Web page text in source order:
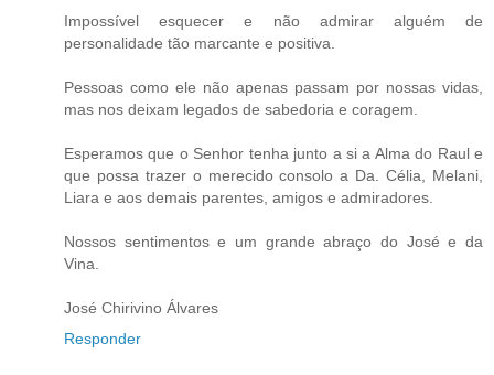
Impossível esquecer e não admirar alguém de
personalidade tão marcante e positiva.
Pessoas como ele não apenas passam por nossas vidas,
mas nos deixam legados de sabedoria e coragem.
Esperamos que o Senhor tenha junto a si a Alma do Raul e
que possa trazer o merecido consolo a Da. Célia, Melani,
Liara e aos demais parentes, amigos e admiradores.
Nossos sentimentos e um grande abraço do José e da
Vina.
José Chirivino Álvares
Responder